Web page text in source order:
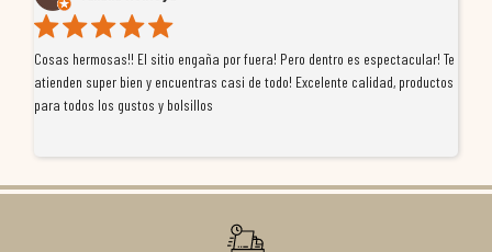
Cosas hermosas!! El sitio engaña por fuera! Pero dentro es espectacular! Te
atienden super bien y encuentras casi de todo! Excelente calidad, productos
para todos los gustos y bolsillos